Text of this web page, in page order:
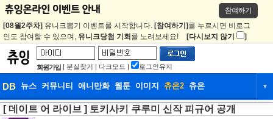
참여하기
[08월2주차] 유니크뽑기 이벤트를 시작합니다. [참여하기] 를 누르시면 비로그
인도 참여할 수 있으며, 유니크당첨 기회 를 노려보세요! [다시보지 않기 ]
회원가입 | 분실찾기 | 다크모드 | 로그인유지
DB 뉴스 커뮤니티 애니만화 웹툰 이미지 츄온2 츄온 ▼
DB 뉴스 커뮤니티 애니만화
[ 데이트 어 라이브 ] 토키사키 쿠루미 신작 피규어 공개